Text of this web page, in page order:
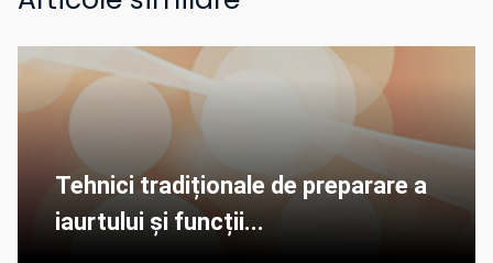
Tehnici tradiționale de preparare a
iaurtului și funcții...